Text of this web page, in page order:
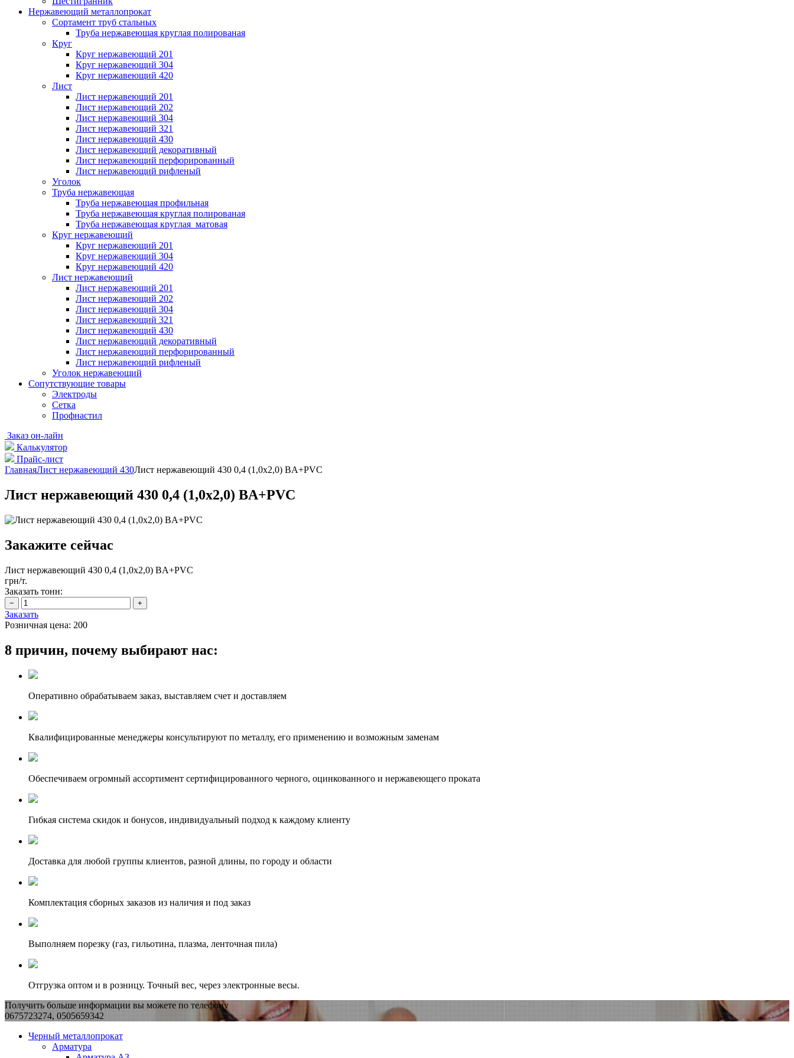
Нержавеющий металлопрокат
Сортамент труб стальных
Труба нержавеющая круглая полированая
Круг
Круг нержавеющий 201
Круг нержавеющий 304
Круг нержавеющий 420
Лист
Лист нержавеющий 201
Лист нержавеющий 202
Лист нержавеющий 304
Лист нержавеющий 321
Лист нержавеющий 430
Лист нержавеющий декоративный
Лист нержавеющий перфорированный
Лист нержавеющий рифленый
Уголок
Труба нержавеющая
Труба нержавеющая профильная
Труба нержавеющая круглая полированая
Труба нержавеющая круглая матовая
Круг нержавеющий
Круг нержавеющий 201
Круг нержавеющий 304
Круг нержавеющий 420
Лист нержавеющий
Лист нержавеющий 201
Лист нержавеющий 202
Лист нержавеющий 304
Лист нержавеющий 321
Лист нержавеющий 430
Лист нержавеющий декоративный
Лист нержавеющий перфорированный
Лист нержавеющий рифленый
Уголок нержавеющий
Cопутствующие товары
Электроды
Сетка
Профнастил
Заказ он-лайн
Калькулятор
Прайс-лист
ГлавнаяЛист нержавеющий 430Лист нержавеющий 430 0,4 (1,0х2,0) BA+PVC
Лист нержавеющий 430 0,4 (1,0х2,0) BA+PVC
Закажите сейчас
Лист нержавеющий 430 0,4 (1,0х2,0) BA+PVC
грн/т.
Заказать тонн:
Заказать
Розничная цена: 200
8 причин, почему выбирают нас:
Оперативно обрабатываем заказ, выставляем счет и доставляем
Квалифицированные менеджеры консультируют по металлу, его применению и возможным заменам
Обеспечиваем огромный ассортимент сертифицированного черного, оцинкованного и нержавеющего проката
Гибкая система скидок и бонусов, индивидуальный подход к каждому клиенту
Доставка для любой группы клиентов, разной длины, по городу и области
Комплектация сборных заказов из наличия и под заказ
Выполняем порезку (газ, гильотина, плазма, ленточная пила)
Отгрузка оптом и в розницу. Точный вес, через электронные весы.
Получить больше информации вы можете по телефону
0675723274, 0505659342
Черный металлопрокат
Арматура